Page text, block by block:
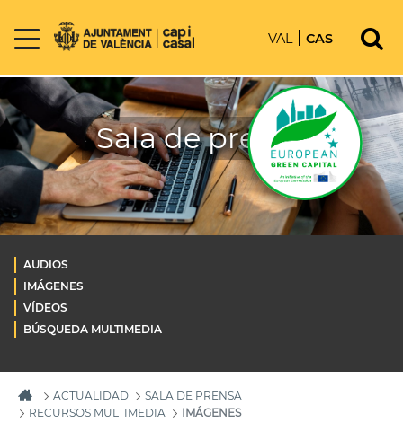
VAL CAS
Sala de prensa
AUDIOS
IMÁGENES
VÍDEOS
BÚSQUEDA MULTIMEDIA
ACTUALIDAD
SALA DE PRENSA
RECURSOS MULTIMEDIA
IMÁGENES